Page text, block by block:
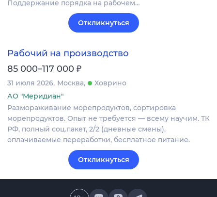
Поддержание порядка на рабочем…
Откликнуться
Рабочий на производство
85 000–117 000 ₽
31 июля 2026 Москва
Ховрино
АО "Меридиан"
Размораживание морепродуктов, сортировка
морепродуктов. Опыт не требуется — всему научим. ТК
РФ, полный соц.пакет, 2/2 (дневные смены),
оплачиваемые переработки, бесплатное питание.
Откликнуться